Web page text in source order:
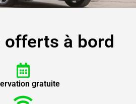
offerts à bord
gratuite